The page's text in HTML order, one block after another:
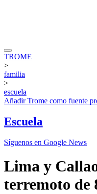
TROME
>
familia
>
escuela
AñadirTrome como fuente
Escuela
Síguenos en Google News
Lima y
terremoto de